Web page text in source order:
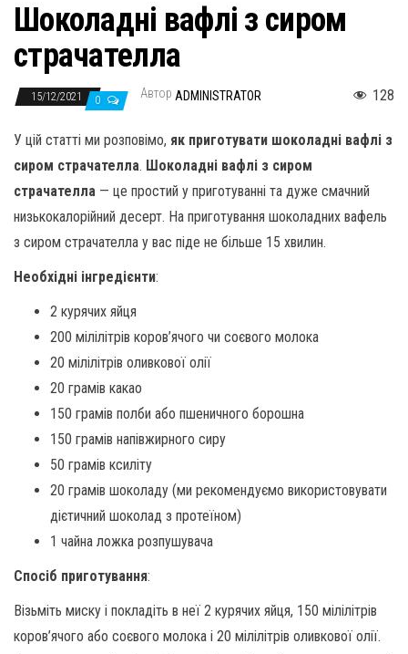
ю
Шоколадні вафлі з сиром
страчателла
15/12/2021 0 Автор ADMINISTRATOR 128
У цій статті ми розповімо, як приготувати шоколадні вафлі з
сиром страчателла. Шоколадні вафлі з сиром
страчателла — це простий у приготуванні та дуже смачний
низькокалорійний десерт. На приготування шоколадних вафель
з сиром страчателла у вас піде не більше 15 хвилин.
Необхідні інгредієнти:
2 курячих яйця
200 мілілітрів коров’ячого чи соєвого молока
20 мілілітрів оливкової олії
20 грамів какао
150 грамів полби або пшеничного борошна
150 грамів напівжирного сиру
50 грамів ксиліту
20 грамів шоколаду (ми рекомендуємо використовувати
дієтичний шоколад з протеїном)
1 чайна ложка розпушувача
Спосіб приготування:
Візьміть миску і покладіть в неї 2 курячих яйця, 150 мілілітрів
коров’ячого або соєвого молока і 20 мілілітрів оливкової олії.